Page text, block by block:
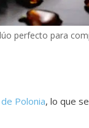
perfecto para
Polonia, lo que